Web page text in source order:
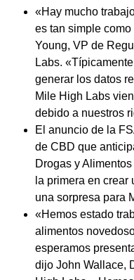
«Hay mucho
es tan simple
Young, VP de
Labs.
generar los datos
Mile High Labs
debido a nuestros
El anuncio de la
de CBD que
Drogas y
la primera en
una sorpresa para
«Hemos estado
alimentos
esperamos
dijo John Wallace,